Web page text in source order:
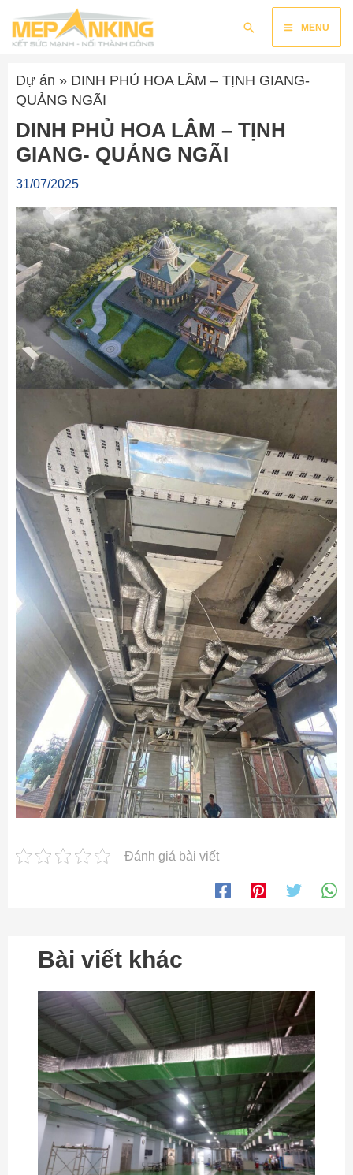
nội
Tìm
Main
MENU
Dự án » DINH PHỦ HOA LÂM – TỊNH GIANG-
QUẢNG NGÃI
DINH PHỦ HOA LÂM – TỊNH
GIANG- QUẢNG NGÃI
31/07/2025
Đánh giá bài viết
Bài viết khác